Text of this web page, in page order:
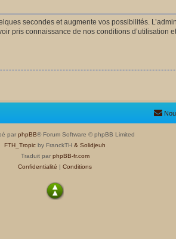
secondes et augmente vos possibilités.
pris connaissance de nos conditions
par phpBB® Forum Software © phpBB Limited
FTH_Tropic by FranckTH & Solidjeuh
Traduit par phpBB-fr.com
Confidentialité | Conditions